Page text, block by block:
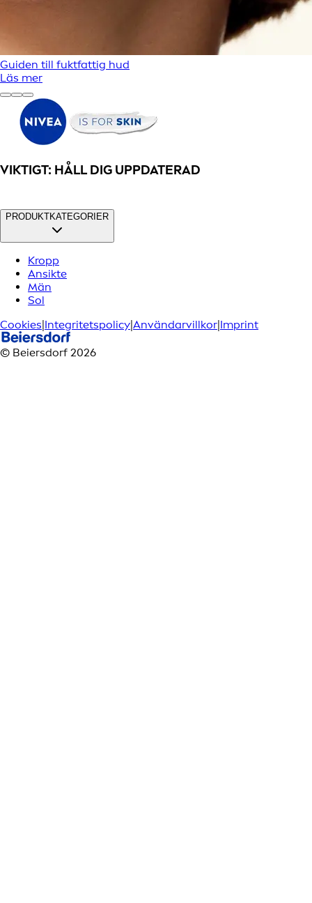
Guiden till fuktfattig hud
Läs mer
VIKTIGT: HÅLL DIG UPPDATERAD
PRODUKTKATEGORIER
Kropp
Ansikte
Män
Sol
Cookies|Integritetspolicy|Användarvillkor|Imprint
© Beiersdorf 2026